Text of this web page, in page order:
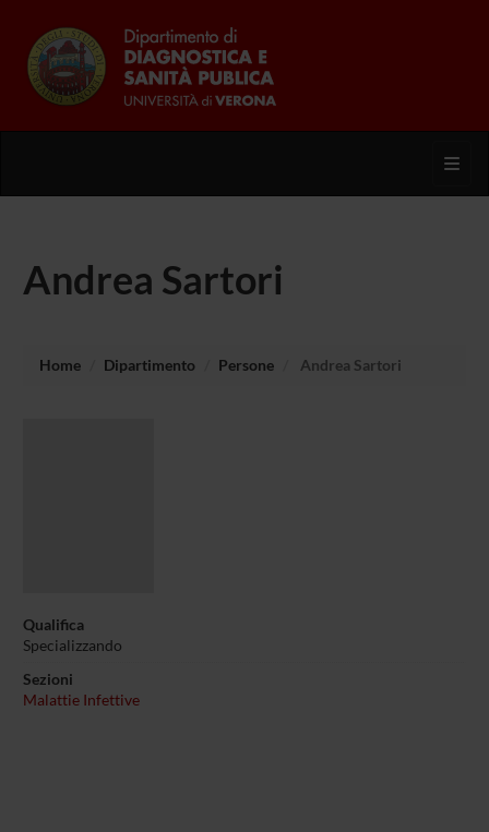
Andrea Sartori
Home Dipartimento Persone Andrea Sartori
Qualifica
Specializzando
Sezioni
Malattie Infettive